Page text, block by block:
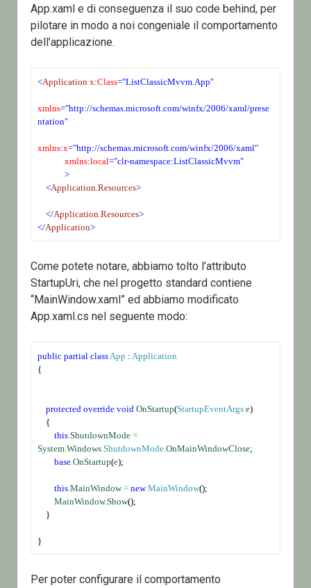
App.xaml e di conseguenza il suo code behind, per
pilotare in modo a noi congeniale il comportamento
dell’applicazione.
<Application x:Class="ListClassicMvvm.App"
xmlns="http://schemas.microsoft.com/winfx/2006/xaml/prese
ntation"
xmlns:x="http://schemas.microsoft.com/winfx/2006/xaml"
xmlns:local="clr-namespace:ListClassicMvvm"
>
<Application.Resources>
</Application.Resources>
</Application>
Come potete notare, abbiamo tolto l’attributo
StartupUri, che nel progetto standard contiene
“MainWindow.xaml” ed abbiamo modificato
App.xaml.cs nel seguente modo:
public partial class App : Application
{
protected override void OnStartup(StartupEventArgs e)
    {
this .ShutdownMode =
System .Windows .ShutdownMode .OnMainWindowClose;
base .OnStartup(e);
this .MainWindow = new MainWindow();
MainWindow.Show();
    }
}
Per poter configurare il comportamento